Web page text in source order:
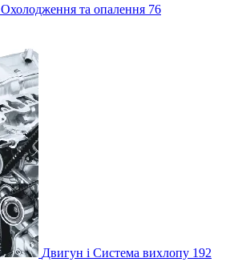
Охолодження та опалення 76
Двигун і Система вихлопу 192